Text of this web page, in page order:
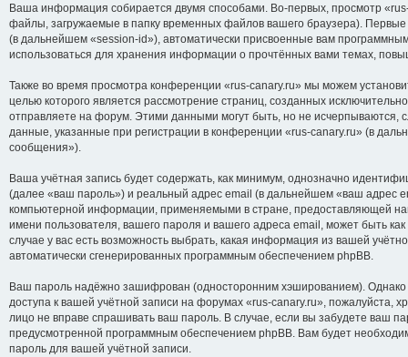
Ваша информация собирается двумя способами. Во-первых, просмотр
файлы, загружаемые в папку временных файлов вашего браузера).
(в дальнейшем «session-id»), автоматически присвоенные вам
использоваться для хранения информации о прочтённых вами темах,
Также во время просмотра конференции «rus-canary.ru» мы можем
целью которого является рассмотрение страниц, созданных
отправляете на форум. Этими данными могут быть, но не
данные, указанные при регистрации в конференции «rus-canary.ru» (в
сообщения»).
Ваша учётная запись будет содержать, как минимум, однозначно
(далее «ваш пароль») и реальный адрес email (в дальнейшем «ваш адрес
компьютерной информации, применяемыми в стране, предоставляющей
имени пользователя, вашего пароля и вашего адреса email, может быть
случае у вас есть возможность выбрать, какая информация из вашей
автоматически сгенерированных программным обеспечением phpBB.
Ваш пароль надёжно зашифрован (односторонним хэшированием). Однако
доступа к вашей учётной записи на форумах «rus-canary.ru», пожалуйста,
лицо не вправе спрашивать ваш пароль. В случае, если вы забудете ваш
предусмотренной программным обеспечением phpBB. Вам будет
пароль для вашей учётной записи.